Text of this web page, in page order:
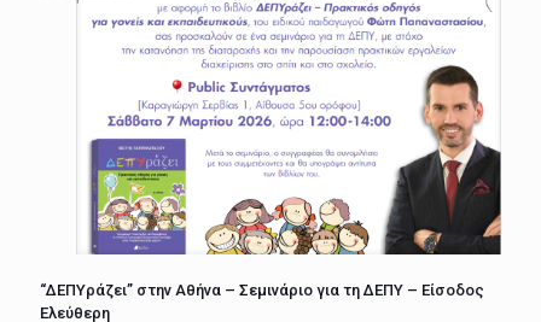
“ΔΕΠΥράζει” στην Αθήνα – Σεμινάριο για τη ΔΕΠΥ – Είσοδος
Ελεύθερη